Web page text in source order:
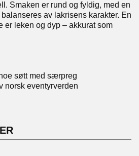
Smaken er rund og fyldig, med en
av lakrisens karakter. En
er leken og dyp – akkurat som
søtt med særpreg
norsk eventyrverden